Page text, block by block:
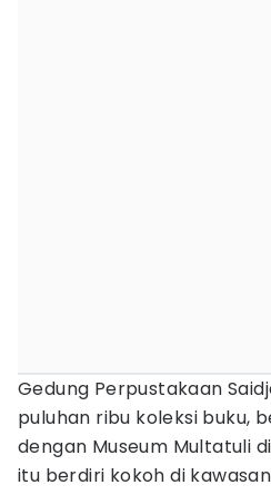
Gedung Perpustakaan
puluhan ribu koleksi buku,
dengan Museum Multatuli
itu berdiri kokoh di